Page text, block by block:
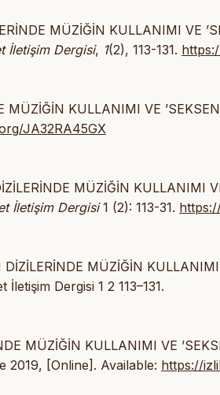
MÜZİĞİN KULLANIMI VE
İletişim Dergisi, 1(2), 113-131.
MÜZİĞİN KULLANIMI VE
JA32RA45GX
MÜZİĞİN KULLANIMI
İletişim Dergisi1 (2): 113-31.
DİZİLERİNDE MÜZİĞİN
Dergisi 1 2 113–131.
MÜZİĞİN KULLANIMI VE
2019, [Online]. Available: https://